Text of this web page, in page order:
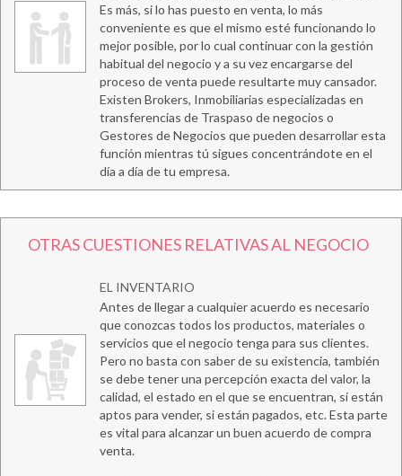
Es más, si lo has puesto en venta, lo más
conveniente es que el mismo esté funcionando lo
mejor posible, por lo cual continuar con la gestión
habitual del negocio y a su vez encargarse del
proceso de venta puede resultarte muy cansador.
Existen Brokers, Inmobiliarias especializadas en
transferencias de Traspaso de negocios o
Gestores de Negocios que pueden desarrollar esta
función mientras tú sigues concentrándote en el
día a día de tu empresa.
OTRAS CUESTIONES RELATIVAS AL NEGOCIO
EL INVENTARIO
Antes de llegar a cualquier acuerdo es necesario
que conozcas todos los productos, materiales o
servicios que el negocio tenga para sus clientes.
Pero no basta con saber de su existencia, también
se debe tener una percepción exacta del valor, la
calidad, el estado en el que se encuentran, si están
aptos para vender, si están pagados, etc. Esta parte
es vital para alcanzar un buen acuerdo de compra
venta.